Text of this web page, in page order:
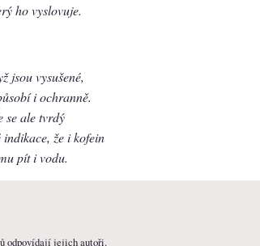
ho vyslovuje.
jsou vysušené,
i ochranně.
se ale tvrdý
že i kofein
pít i vodu.
odpovídají jejich autoři.